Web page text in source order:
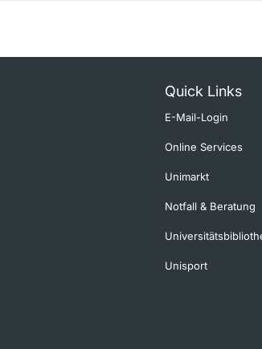
Quick Links
E-Mail-Login
Online Services
Unimarkt
Notfall & Beratung
Unisport